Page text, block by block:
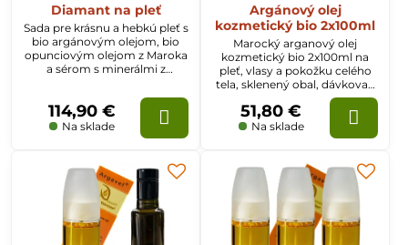
Diamant na pleť
Sada pre krásnu a hebkú pleť s
bio argánovým olejom, bio
opunciovým olejom z Maroka
a sérom s minerálmi z
Pohladenie pre vašu pleť.
Na sklade
114,90 €
Argánový olej
kozmetický bio 2x100ml
Marocký arganový olej
kozmetický bio 2x100ml na
pleť, vlasy a pokožku celého
tela, sklenený obal, dávkovač
Na sklade
51,80 €